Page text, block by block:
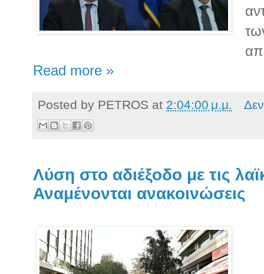
Read more »
Posted by PETROS at 2:04:00 μ.μ.
Λύση στο αδιέξοδο με τις
Αναμένονται ανακοινώσεις